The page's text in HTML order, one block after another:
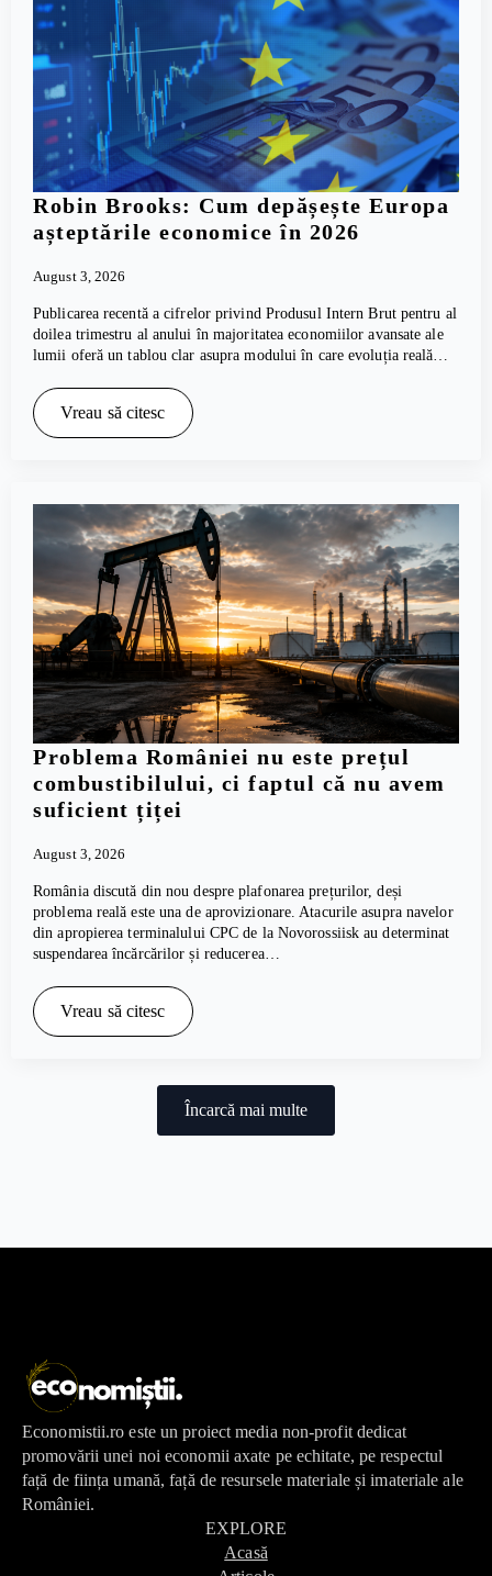
Robin Brooks: Cum depășește Europa
așteptările economice în 2026
August 3, 2026
Publicarea recentă a cifrelor privind Produsul Intern Brut pentru al
doilea trimestru al anului în majoritatea economiilor avansate ale
lumii oferă un tablou clar asupra modului în care evoluția reală…
Vreau să citesc
Problema României nu este prețul
combustibilului, ci faptul că nu avem
suficient țiței
August 3, 2026
România discută din nou despre plafonarea prețurilor, deși
problema reală este una de aprovizionare. Atacurile asupra navelor
din apropierea terminalului CPC de la Novorossiisk au determinat
suspendarea încărcărilor și reducerea…
Vreau să citesc
Încarcă mai multe
Economistii.ro este un proiect media non-profit dedicat
promovării unei noi economii axate pe echitate, pe respectul
față de ființa umană, față de resursele materiale și imateriale ale
României.
EXPLORE
Acasă